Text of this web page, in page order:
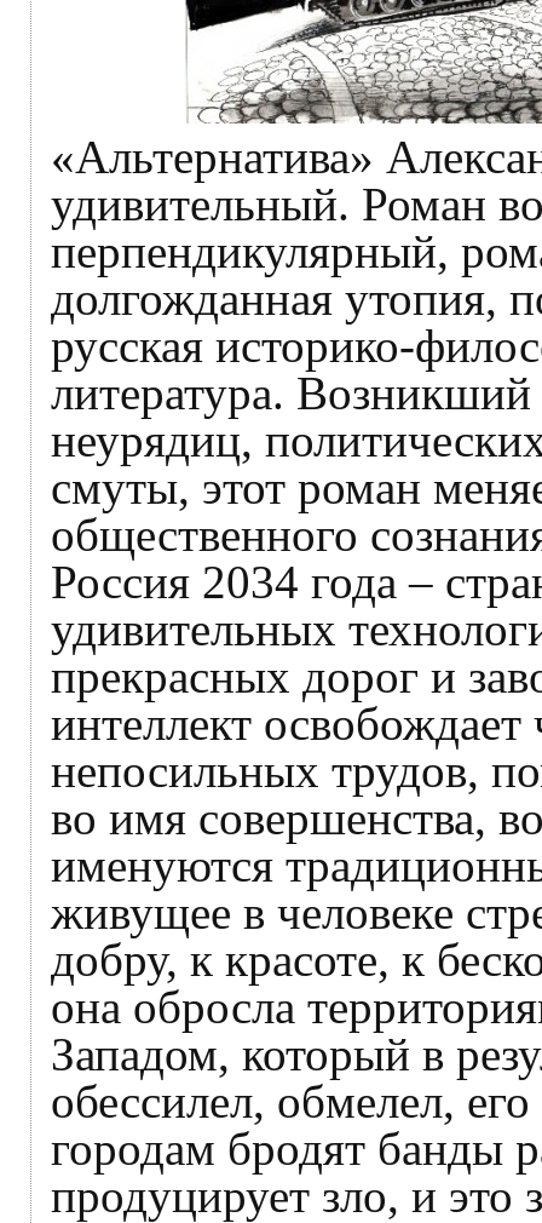
«Альтернатива»
удивительный. Роман
перпендикулярный,
долгожданная утопия,
русская историко-
литература.
неурядиц,
смуты, этот роман
общественного
Россия 2034 года –
удивительных
прекрасных дорог и
интеллект
непосильных трудов,
во имя совершенства,
именуются
живущее в человеке
добру, к красоте, к
она обросла
Западом, который в
обессилел, обмелел,
городам бродят банды
продуцирует зло, и это